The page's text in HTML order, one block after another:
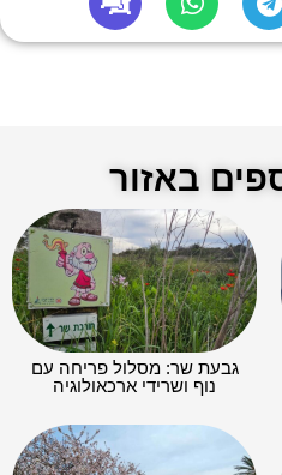
באזור
גבעת שר: מסלול פריחה עם
נוף ושרידי ארכאולוגיה